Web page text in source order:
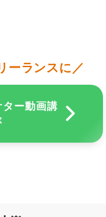
ーランスに／
ター動画講